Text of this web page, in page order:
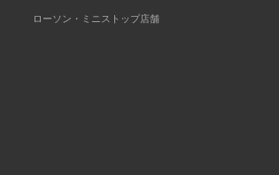
ローソン・ミニストップ店舗